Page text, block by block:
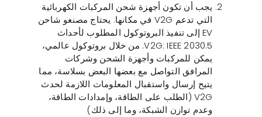
يجب أن تكون أجهزة شحن المركبات الكهربائية
التي تدعم V2G في مكانها. يحتاج مصنعو شاحن
EV إلى تنفيذ البروتوكول المطلوب لأحداث
V2G: IEEE 2030.5. من خلال بروتوكول عالمي،
يمكن للمركبات وأجهزة الشحن وشركات
المرافق التواصل مع بعضها البعض بسلاسة، مما
يتيح إرسال واستقبال المعلومات اللازمة لحدث
V2G (الطلب على الطاقة، وإمدادات الطاقة،
وعدم توازن الشبكة، وما إلى ذلك)